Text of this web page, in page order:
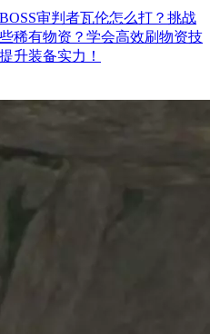
审判者瓦伦怎么打？挑战
稀有物资？学会高效刷物资技
升装备实力！